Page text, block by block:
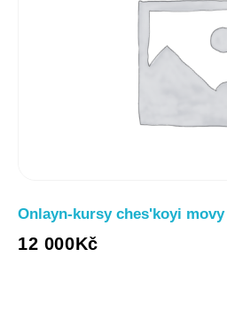
Onlayn-kursy chesʹkoyi
12 000Kč